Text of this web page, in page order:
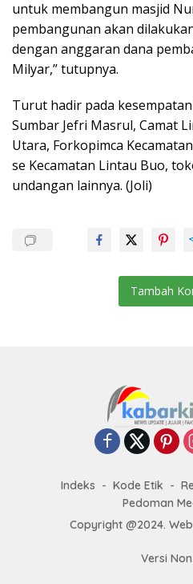
untuk membangun masjid
pembangunan akan
dengan anggaran dana
Milyar,” tutupnya.
Turut hadir pada
Sumbar Jefri Masrul, Camat
Utara, Forkopimca
se Kecamatan Lintau Buo,
undangan lainnya. (Joli)
Tambah
Indeks Kode Etik
Pedoman
Copyright @2024.
Versi Non